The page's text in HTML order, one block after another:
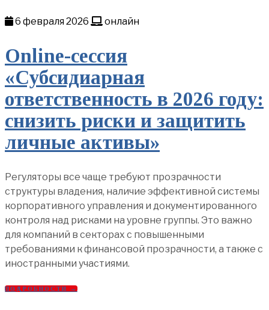
6 февраля 2026 онлайн
Online-сессия
«Субсидиарная
ответственность в 2026 году:
снизить риски и защитить
личные активы»
Регуляторы все чаще требуют прозрачности
структуры владения, наличие эффективной системы
корпоративного управления и документированного
контроля над рисками на уровне группы. Это важно
для компаний в секторах с повышенными
требованиями к финансовой прозрачности, а также с
иностранными участиями.
ПОДРОБНОСТИ →